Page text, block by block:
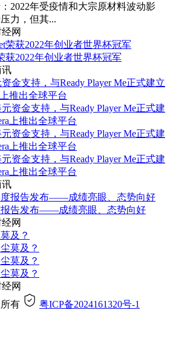
2022年受疫情和大宗原材料波动影
力，但其...
网
获2022年创业者世界杯冠军
讯
金支持，与Ready Player Me正式建立
推出全球平台
讯
报告发布——成绩亮眼、态势向好
网
及？
网
有 粤ICP备2024161320号-1